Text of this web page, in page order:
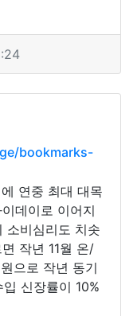
bookmarks-
연중 최대 대목
데이로 이어지
소비심리도 치솟
작년 11월 온/
으로 작년 동기
신장률이 10%